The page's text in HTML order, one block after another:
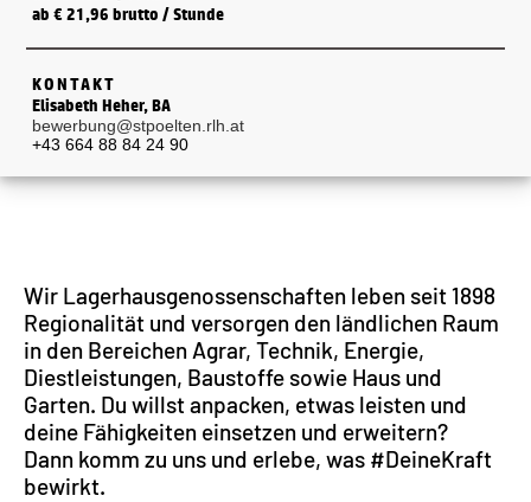
ab € 21,96 brutto / Stunde
KONTAKT
Elisabeth Heher, BA
bewerbung@stpoelten.rlh.at
+43 664 88 84 24 90
Wir Lagerhausgenossenschaften leben seit 1898
Regionalität und versorgen den ländlichen Raum
in den Bereichen Agrar, Technik, Energie,
Diestleistungen, Baustoffe sowie Haus und
Garten. Du willst anpacken, etwas leisten und
deine Fähigkeiten einsetzen und erweitern?
Dann komm zu uns und erlebe, was #DeineKraft
bewirkt.